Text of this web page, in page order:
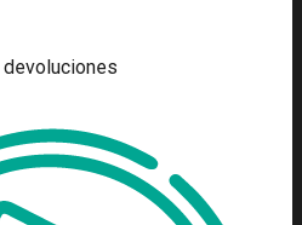
devoluciones